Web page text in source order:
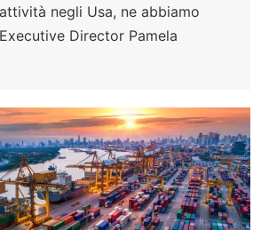
negli Usa, ne abbiamo
Director Pamela